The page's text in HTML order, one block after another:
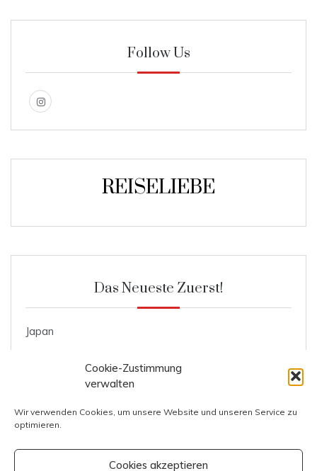
Cookie-Zustimmung
verwalten
Wir verwenden Cookies, um unsere Website und unseren Service zu
optimieren.
Cookies akzeptieren
Follow Us
REISELIEBE
Das Neueste Zuerst!
Japan
Ente mit Knödel und Blaukraut
Kosten Prag
Kosten Italien